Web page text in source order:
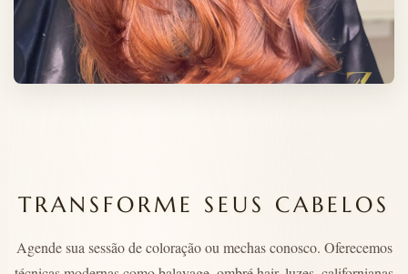
TRANSFORME SEUS CABELOS
Agende sua sessão de coloração ou mechas conosco. Oferecemos